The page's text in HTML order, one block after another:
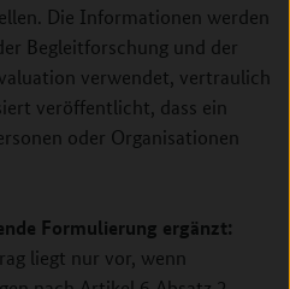
Die Informationen werden
Begleitforschung und der
verwendet, vertraulich
veröffentlicht, dass ein
oder Organisationen
Formulierung ergänzt:
liegt nur vor, wenn